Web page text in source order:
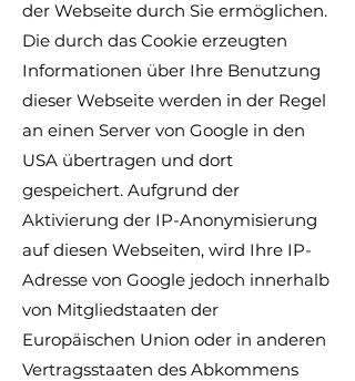
der Webseite durch Sie ermöglichen.
Die durch das Cookie erzeugten
Informationen über Ihre Benutzung
dieser Webseite werden in der Regel
an einen Server von Google in den
USA übertragen und dort
gespeichert. Aufgrund der
Aktivierung der IP-Anonymisierung
auf diesen Webseiten, wird Ihre IP-
Adresse von Google jedoch innerhalb
von Mitgliedstaaten der
Europäischen Union oder in anderen
Vertragsstaaten des Abkommens